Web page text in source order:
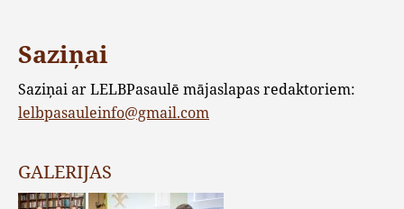
Saziņai
Saziņai ar LELBPasaulē mājaslapas redaktoriem:
lelbpasauleinfo@gmail.com
GALERIJAS